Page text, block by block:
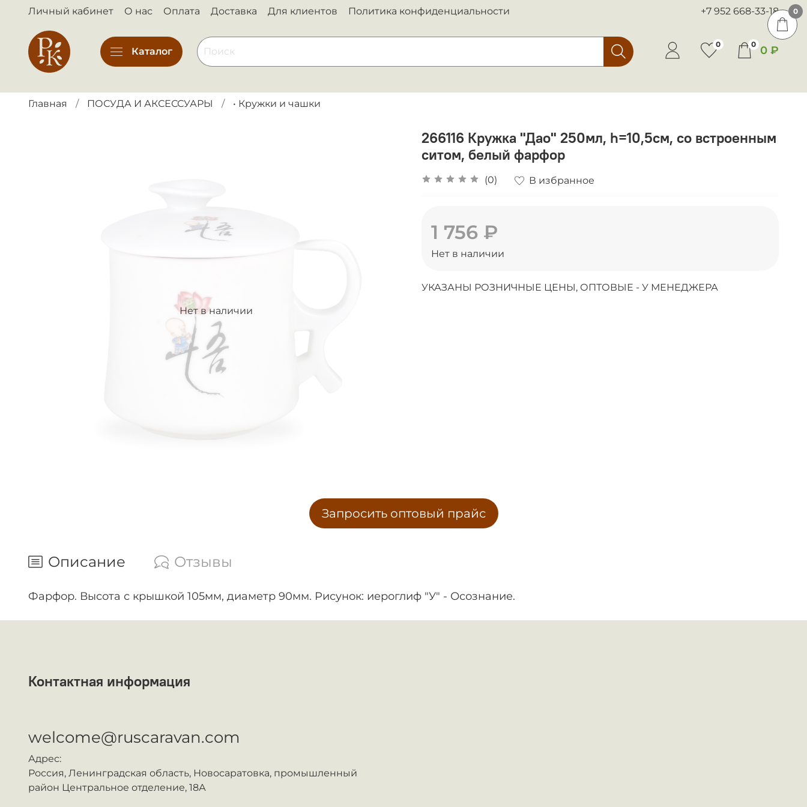
Личный кабинет О нас Оплата Доставка Для клиентов Политика конфиденциальности +7 952 668-33-18
Каталог
0 0 0 ₽
Главная ПОСУДА И АКСЕССУАРЫ • Кружки и чашки
Нет в наличии
266116 Кружка "Дао" 250мл, h=10,5см, со встроенным
ситом, белый фарфор
(0) В избранное
1 756 ₽
Нет в наличии
УКАЗАНЫ РОЗНИЧНЫЕ ЦЕНЫ, ОПТОВЫЕ - У МЕНЕДЖЕРА
Запросить оптовый прайс
Описание Отзывы
Фарфор. Высота с крышкой 105мм, диаметр 90мм. Рисунок: иероглиф "У" - Осознание.
Контактная информация
welcome@ruscaravan.com
Адрес:
Россия, Ленинградская область, Новосаратовка, промышленный
район Центральное отделение, 18А
0